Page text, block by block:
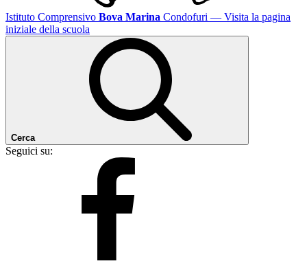
Istituto Comprensivo Bova Marina Condofuri — Visita la pagina
iniziale della scuola
Cerca
Seguici su: